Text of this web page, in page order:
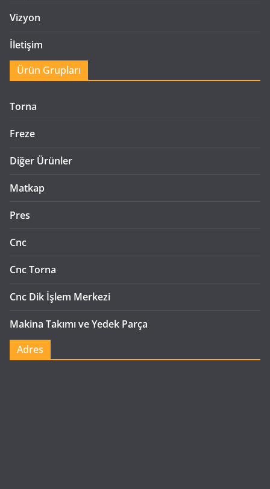
Vizyon
İletişim
Ürün Grupları
Torna
Freze
Diğer Ürünler
Matkap
Pres
Cnc
Cnc Torna
Cnc Dik İşlem Merkezi
Makina Takımı ve Yedek Parça
Adres